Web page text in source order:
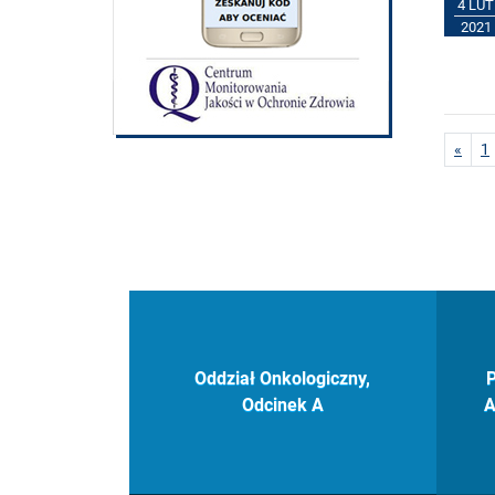
4 LUT
2021
« 1
Oddział Onkologiczny,
Odcinek A